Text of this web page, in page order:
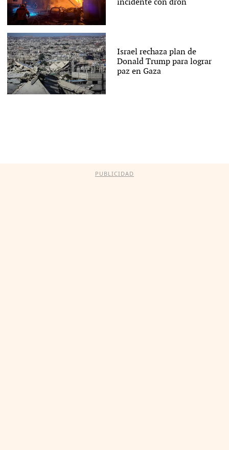
incidente con dron
Israel rechaza plan de
Donald Trump para lograr
paz en Gaza
PUBLICIDAD